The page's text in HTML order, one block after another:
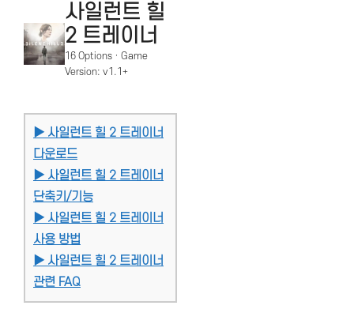
사일런트 힐
2 트레이너
16 Options · Game
Version: v1.1+
▶ 사일런트 힐 2 트레이너
다운로드
▶ 사일런트 힐 2 트레이너
단축키/기능
▶ 사일런트 힐 2 트레이너
사용 방법
▶ 사일런트 힐 2 트레이너
관련 FAQ